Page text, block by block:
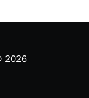
2026